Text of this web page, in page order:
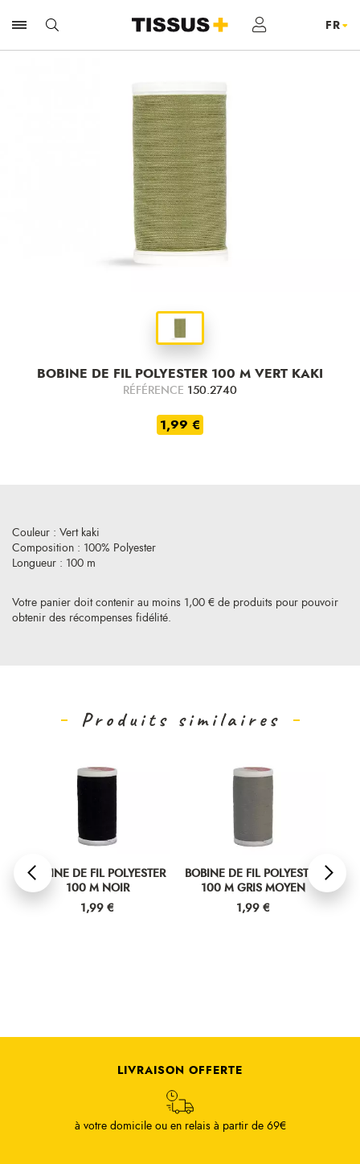
BOBINE DE FIL POLYESTER 100 M VERT KAKI
RÉFÉRENCE 150.2740
1,99 €
Votre panier doit contenir au moins 1,00 € de produits pour pouvoir
obtenir des récompenses fidélité.
Couleur : Vert kaki
Composition : 100% Polyester
Longueur : 100 m
Produits similaires
BOBINE DE FIL POLYESTER
100 M NOIR
Prix
1,99 €
BOBINE DE FIL POLYESTER
100 M GRIS MOYEN
Prix
1,99 €
LIVRAISON OFFERTE
à votre domicile ou en relais à partir de 69€